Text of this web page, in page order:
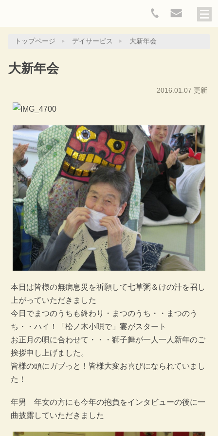
トップページ デイサービス 大新年会
大新年会
2016.01.07 更新
本日は皆様の無病息災を祈願して七草粥＆けの汁を召し
上がっていただきました
今日でまつのうちも終わり・まつのうち・・まつのう
ち・・ハイ！「松ノ木小唄で」宴がスタート
お正月の唄に合わせて・・・獅子舞が一人一人新年のご
挨拶申し上げました。
皆様の頭にガブっと！皆様大変お喜びになられていまし
た！
年男 年女の方にも今年の抱負をインタビューの後に一
曲披露していただきました